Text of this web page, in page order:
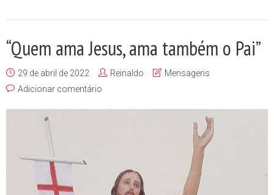
“Quem ama Jesus, ama também o Pai”
29 de abril de 2022 Reinaldo
Mensagens
Adicionar comentário